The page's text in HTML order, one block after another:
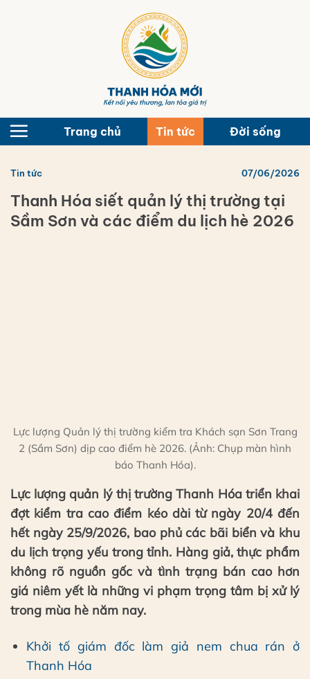
Trang chủ Tin tức Đời sống
Tin tức 07/06/2026
Thanh Hóa siết quản lý thị trường tại
Sầm Sơn và các điểm du lịch hè 2026
Lực lượng Quản lý thị trường kiểm tra Khách sạn Sơn Trang
2 (Sầm Sơn) dịp cao điểm hè 2026. (Ảnh: Chụp màn hình
báo Thanh Hóa).
Lực lượng quản lý thị trường Thanh Hóa triển khai
đợt kiểm tra cao điểm kéo dài từ ngày 20/4 đến
hết ngày 25/9/2026, bao phủ các bãi biển và khu
du lịch trọng yếu trong tỉnh. Hàng giả, thực phẩm
không rõ nguồn gốc và tình trạng bán cao hơn
giá niêm yết là những vi phạm trọng tâm bị xử lý
trong mùa hè năm nay.
Khởi tố giám đốc làm giả nem chua rán ở
Thanh Hóa